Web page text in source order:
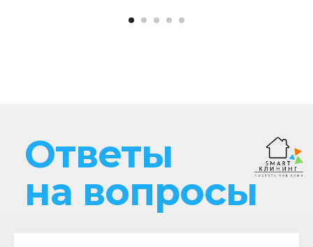
Ответы
на вопросы